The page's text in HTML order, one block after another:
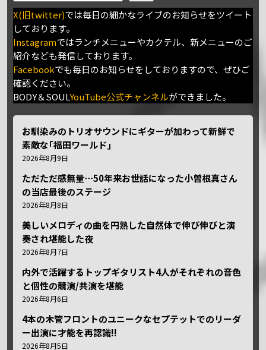
X(旧twitter)では毎日の細かなライブのお知らせをツイート
しております。
Instagramではランチメニューやカクテル、新メニューのご
紹介なども発信しております。
Facebookでも毎日のお知らせをしておりますので、ぜひご
確認ください。
BODY＆SOULYouTube公式チャンネルができました。
お馴染みのトリオサウンドにギターが加わって新鮮で
素敵な｢福田ワールド｣
2026年8月9日
ただただ感無量⋯50年来お世話になった小曽根真さん
の当店最後のステージ
2026年8月8日
美しいメロディの曲を円熟した自然体で伸び伸びと演
奏され堪能した夜
2026年8月7日
内外で活躍するトップギタリスト4人がそれぞれの音色
と個性の競演/共演を堪能
2026年8月6日
4本の木管フロントのユニークなセプテットでのリーダ
ー出演に才能を再認識!!
2026年8月5日